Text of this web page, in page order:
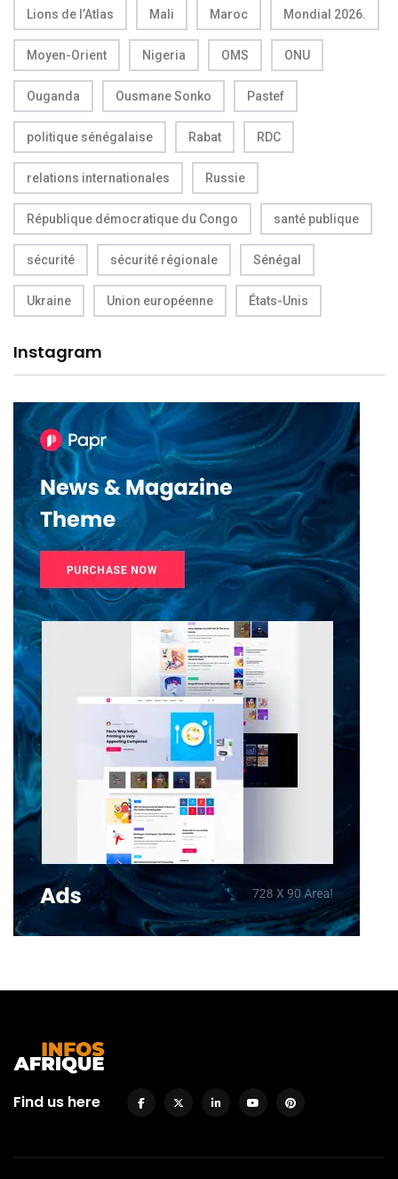
Lions de l’Atlas Mali Maroc Mondial 2026.
Moyen-Orient Nigeria OMS ONU
Ouganda Ousmane Sonko Pastef
politique sénégalaise Rabat RDC
relations internationales Russie
République démocratique du Congo santé publique
sécurité sécurité régionale Sénégal
Ukraine Union européenne États-Unis
Instagram
Find us here